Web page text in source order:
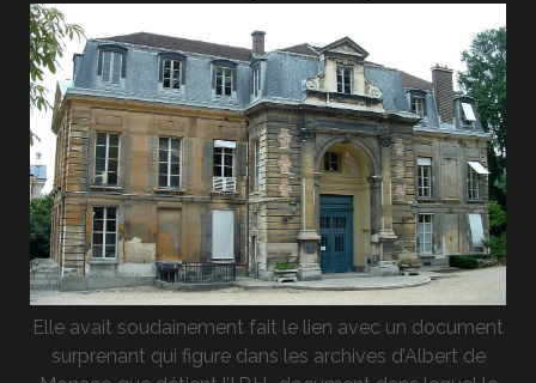
Elle avait soudainement fait le lien avec un document
surprenant qui figure dans les archives d’Albert de